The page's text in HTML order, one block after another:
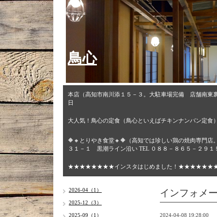
鳥心
本店（高知市南川添１５－３。大駐車場完備 店舗南
日
大人気！鳥心の定食（鳥心といえばチキンナンバン定食
🔶🔸とりやき食堂🔸🔶（高知では珍しい鶏の焼肉専門
３１－１ 黒潮ライン沿い TEL ０８８－８６５－２
★★★★★★★★インスタはじめました！
インフォメ
2024-04-08 19:28:00
2026-04（1）
2025-12（3）
2025-09（1）